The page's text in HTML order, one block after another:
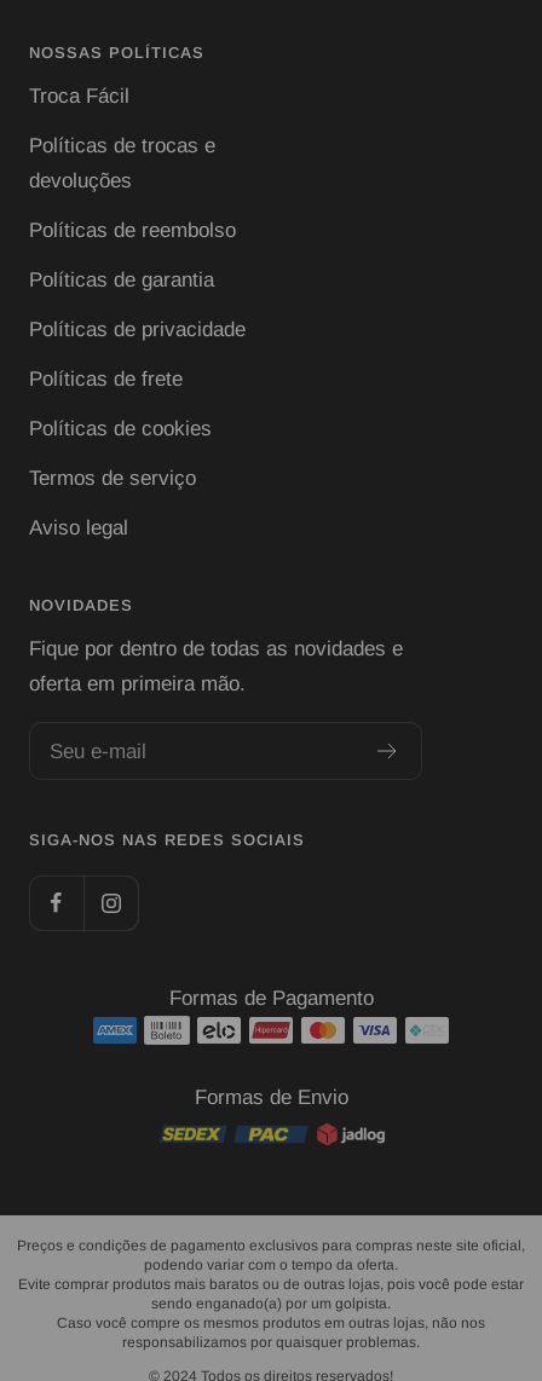
NOSSAS POLÍTICAS
Troca Fácil
Políticas de trocas e
devoluções
Políticas de reembolso
Políticas de garantia
Políticas de privacidade
Políticas de frete
Políticas de cookies
Termos de serviço
Aviso legal
NOVIDADES
Fique por dentro de todas as novidades e
oferta em primeira mão.
Seu e-mail
SIGA-NOS NAS REDES SOCIAIS
Formas de Pagamento
Formas de Envio
Preços e condições de pagamento exclusivos para compras neste site oficial,
podendo variar com o tempo da oferta.
Evite comprar produtos mais baratos ou de outras lojas, pois você pode estar
sendo enganado(a) por um golpista.
Caso você compre os mesmos produtos em outras lojas, não nos
responsabilizamos por quaisquer problemas.
© 2024 Todos os direitos reservados!